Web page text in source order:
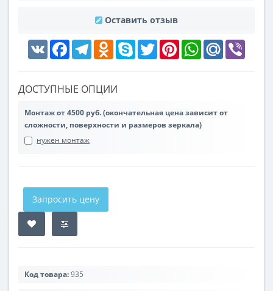
Оставить отзыв
VK FacebookTelegramOdnoklassniki
Skype Twitter PinterestWhatsAppMail.Ru
ДОСТУПНЫЕ ОПЦИИ
Монтаж от 4500 руб. (окончательная цена зависит от
сложности, поверхности и размеров зеркала)
нужен монтаж
Запросить цену
Код товара:935